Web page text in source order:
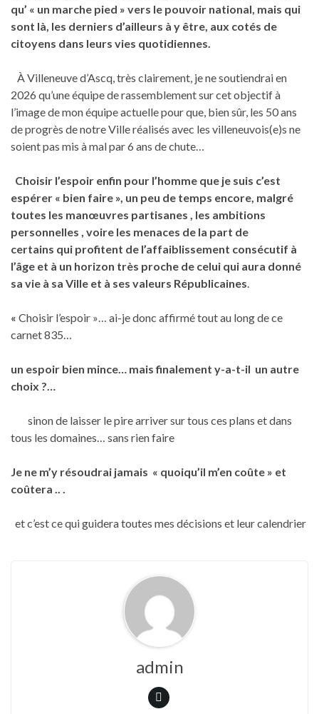
qu’ « un marche pied » vers le pouvoir national, mais qui
sont là, les derniers d’ailleurs à y être, aux cotés de
citoyens dans leurs vies quotidiennes.
À Villeneuve d’Ascq, très clairement, je ne soutiendrai en
2026 qu’une équipe de rassemblement sur cet objectif à
l’image de mon équipe actuelle pour que, bien sûr, les 50 ans
de progrès de notre Ville réalisés avec les villeneuvois(e)s ne
soient pas mis à mal par 6 ans de chute…
Choisir l’espoir enfin pour l’homme que je suis c’est
espérer « bien faire », un peu de temps encore, malgré
toutes les manœuvres partisanes , les ambitions
personnelles , voire les menaces de la part de
certains qui profitent de l’affaiblissement consécutif à
l’âge et à un horizon très proche de celui qui aura donné
sa vie à sa Ville et à ses valeurs Républicaines.
« Choisir l’espoir »… ai-je donc affirmé tout au long de ce
carnet 835…
un espoir bien mince… mais finalement y-a-t-il un autre
choix ?…
sinon de laisser le pire arriver sur tous ces plans et dans
tous les domaines… sans rien faire
Je ne m’y résoudrai jamais « quoiqu’il m’en coûte » et
coûtera .. .
et c’est ce qui guidera toutes mes décisions et leur calendrier
admin